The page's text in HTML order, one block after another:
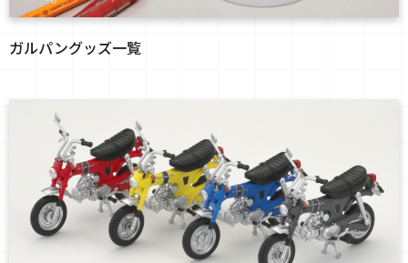
ガルパングッズ一覧